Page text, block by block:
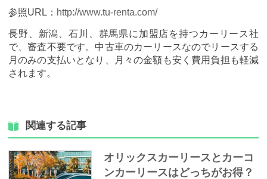
参照URL： http://www.tu-renta.com/
長野、新潟、石川、群馬県に加盟店を持つカーリース社
で、審査不要です。中古車のカーリースなのでリースする
月のみの支払いとなり、月々の金額も安く費用負担も軽減
されます。
関連する記事
オリックスカーリースとカーコ
ンカーリースはどっちがお得？